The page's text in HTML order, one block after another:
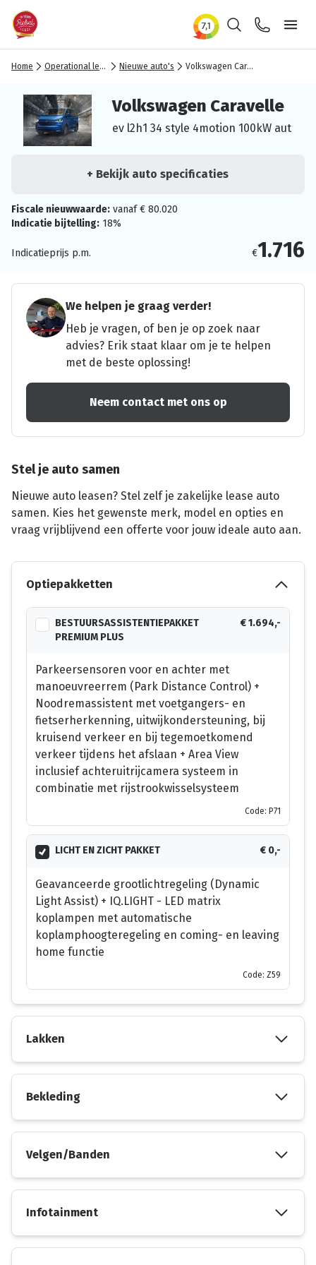
ZoekenContact
Home Operational lease Nieuwe auto's Volkswagen Caravelle
Volkswagen Caravelle
ev l2h1 34 style 4motion 100kW aut
+ Bekijk auto specificaties
Fiscale nieuwwaarde: vanaf € 80.020
Indicatie bijtelling: 18%
Indicatieprijs p.m. €1.716
We helpen je graag verder!
Heb je vragen, of ben je op zoek naar
advies? Erik staat klaar om je te helpen
met de beste oplossing!
Neem contact met ons op
Stel je auto samen
Nieuwe auto leasen? Stel zelf je zakelijke lease auto
samen. Kies het gewenste merk, model en opties en
vraag vrijblijvend een offerte voor jouw ideale auto aan.
Optiepakketten
BESTUURSASSISTENTIEPAKKET
PREMIUM PLUS
€ 1.694,-
Parkeersensoren voor en achter met
manoeuvreerrem (Park Distance Control) +
Noodremassistent met voetgangers- en
fietserherkenning, uitwijkondersteuning, bij
kruisend verkeer en bij tegemoetkomend
verkeer tijdens het afslaan + Area View
inclusief achteruitrijcamera systeem in
combinatie met rijstrookwisselsysteem
Code: P71
LICHT EN ZICHT PAKKET € 0,-
Geavanceerde grootlichtregeling (Dynamic
Light Assist) + IQ.LIGHT - LED matrix
koplampen met automatische
koplamphoogteregeling en coming- en leaving
home functie
Code: Z59
Lakken
Bekleding
Velgen/Banden
Infotainment